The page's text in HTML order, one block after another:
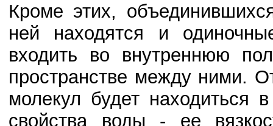
Кроме этих,
ней находятся и
входить во внутреннюю
пространстве между ними.
молекул будет находиться
свойства воды - ее